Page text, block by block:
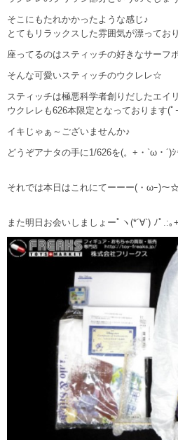
そこにもたれかかったような感じ♪
とてもリラックスした雰囲気が漂ってお
座ってるのはスティッチの好きなサーフ
そんな可愛いスティッチのウクレレ☆
スティッチは極悪科学者創りだしたエイ
ウクレレも626本限定となっております(ﾟ
イキじゃぁ～ございませんか♪
どうぞアナタの手に1/626を(。+・`ω・´)
それでは本日はこれにてーーー(・ωｰ)～☆
また明日お会いしましょーﾟヽ(*´∀`) ﾉﾟ.:｡